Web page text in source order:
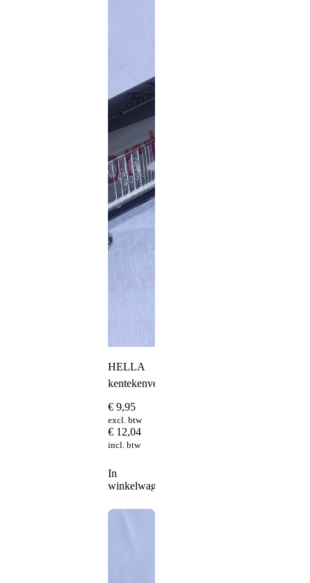
de
productpagina
HELLA
kentekenverlichting
€ 9,95
excl. btw
€ 12,04
incl. btw
In
winkelwagen